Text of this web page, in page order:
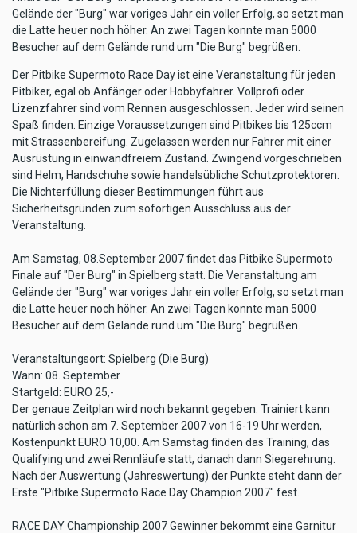
Gelände der "Burg" war voriges Jahr ein voller Erfolg, so setzt man
die Latte heuer noch höher. An zwei Tagen konnte man 5000
Besucher auf dem Gelände rund um "Die Burg" begrüßen.
Der Pitbike Supermoto Race Day ist eine Veranstaltung für jeden
Pitbiker, egal ob Anfänger oder Hobbyfahrer. Vollprofi oder
Lizenzfahrer sind vom Rennen ausgeschlossen. Jeder wird seinen
Spaß finden. Einzige Voraussetzungen sind Pitbikes bis 125ccm
mit Strassenbereifung. Zugelassen werden nur Fahrer mit einer
Ausrüstung in einwandfreiem Zustand. Zwingend vorgeschrieben
sind Helm, Handschuhe sowie handelsübliche Schutzprotektoren.
Die Nichterfüllung dieser Bestimmungen führt aus
Sicherheitsgründen zum sofortigen Ausschluss aus der
Veranstaltung.
Am Samstag, 08.September 2007 findet das Pitbike Supermoto
Finale auf "Der Burg" in Spielberg statt. Die Veranstaltung am
Gelände der "Burg" war voriges Jahr ein voller Erfolg, so setzt man
die Latte heuer noch höher. An zwei Tagen konnte man 5000
Besucher auf dem Gelände rund um "Die Burg" begrüßen.
Veranstaltungsort: Spielberg (Die Burg)
Wann: 08. September
Startgeld: EURO 25,-
Der genaue Zeitplan wird noch bekannt gegeben. Trainiert kann
natürlich schon am 7. September 2007 von 16-19 Uhr werden,
Kostenpunkt EURO 10,00. Am Samstag finden das Training, das
Qualifying und zwei Rennläufe statt, danach dann Siegerehrung.
Nach der Auswertung (Jahreswertung) der Punkte steht dann der
Erste "Pitbike Supermoto Race Day Champion 2007" fest.
RACE DAY Championship 2007 Gewinner bekommt eine Garnitur